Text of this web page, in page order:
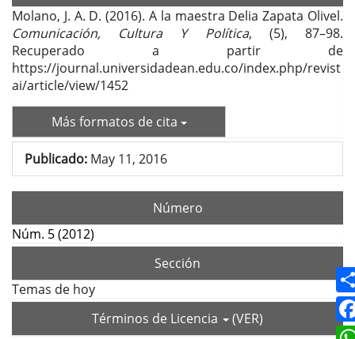
Molano, J. A. D. (2016). A la maestra Delia Zapata Olivel.
Comunicación, Cultura Y Política, (5), 87–98.
Recuperado a partir de
https://journal.universidadean.edu.co/index.php/revist
ai/article/view/1452
Más formatos de cita
Publicado: May 11, 2016
Número
Núm. 5 (2012)
Sección
Temas de hoy
Términos de Licencia
(VER)